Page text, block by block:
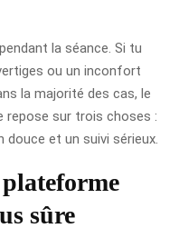
la séance. Si tu
ou un inconfort
la majorité des cas, le
repose sur trois choses :
et un suivi sérieux.
sûre